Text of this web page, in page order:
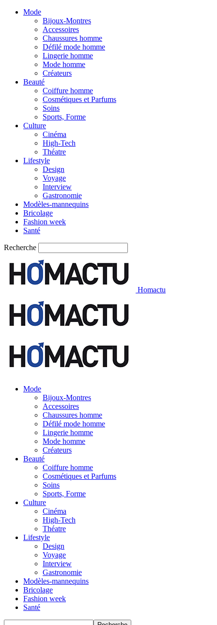
Mode
Bijoux-Montres
Accessoires
Chaussures homme
Défilé mode homme
Lingerie homme
Mode homme
Créateurs
Beauté
Coiffure homme
Cosmétiques et Parfums
Soins
Sports, Forme
Culture
Cinéma
High-Tech
Théatre
Lifestyle
Design
Voyage
Interview
Gastronomie
Modèles-mannequins
Bricolage
Fashion week
Santé
Recherche
Homactu
Mode
Bijoux-Montres
Accessoires
Chaussures homme
Défilé mode homme
Lingerie homme
Mode homme
Créateurs
Beauté
Coiffure homme
Cosmétiques et Parfums
Soins
Sports, Forme
Culture
Cinéma
High-Tech
Théatre
Lifestyle
Design
Voyage
Interview
Gastronomie
Modèles-mannequins
Bricolage
Fashion week
Santé